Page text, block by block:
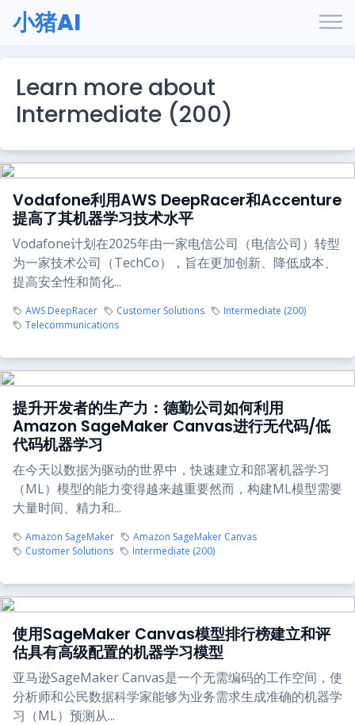
小猪AI
Learn more about
Intermediate (200)
Vodafone利用AWS DeepRacer和Accenture
提高了其机器学习技术水平
Vodafone计划在2025年由一家电信公司（电信公司）转型
为一家技术公司（TechCo），旨在更加创新、降低成本、
提高安全性和简化...
AWS DeepRacer Customer Solutions
Intermediate (200)
Telecommunications
提升开发者的生产力：德勤公司如何利用
Amazon SageMaker Canvas进行无代码/低
代码机器学习
在今天以数据为驱动的世界中，快速建立和部署机器学习
（ML）模型的能力变得越来越重要然而，构建ML模型需要
大量时间、精力和...
Amazon SageMaker
Amazon SageMaker Canvas
Customer Solutions
Intermediate (200)
使用SageMaker Canvas模型排行榜建立和评
估具有高级配置的机器学习模型
亚马逊SageMaker Canvas是一个无需编码的工作空间，使
分析师和公民数据科学家能够为业务需求生成准确的机器学
习（ML）预测从...